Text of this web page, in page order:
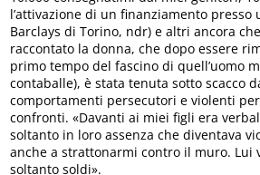
l’attivazione di un finanziamento presso
Barclays di Torino, ndr) e altri ancora
raccontato la donna, che dopo essere
primo tempo del fascino di quell’uomo
contaballe), è stata tenuta sotto scacco
comportamenti persecutori e violenti
confronti. «Davanti ai miei figli era
soltanto in loro assenza che diventava
anche a strattonarmi contro il muro. Lui
soltanto soldi».